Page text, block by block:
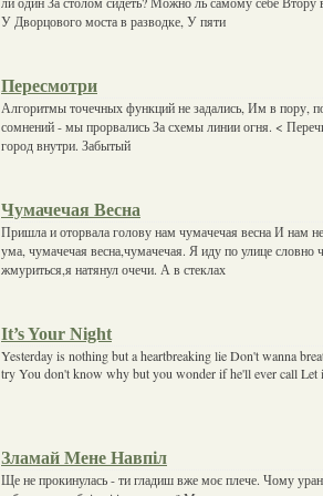
У Дворцового моста в разводке, У пяти
Пересмотри
Алгоритмы точечных функций не задались, Им в пору,
сомнений - мы прорвались За схемы линии огня. <
город внутри. Забытый
Чумачечая Весна
Пришла и оторвала голову нам чумачечая весна И нам
ума, чумачечая весна,чумачечая. Я иду по улице
жмуриться,я натянул очечи. А в стеклах
It’s Your Night
Yesterday is nothing but a heartbreaking lie Don't wanna
try You don't know why but you wonder if he'll ever call Let
Зламай Мене Навпіл
Ще не прокинулась - ти гладиш вже моє плече. Чому